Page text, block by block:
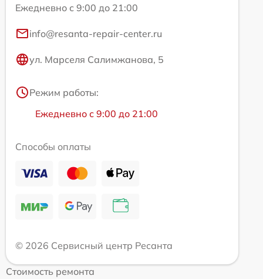
Ежедневно с 9:00 до 21:00
info@resanta-repair-center.ru
ул. Марселя Салимжанова, 5
Режим работы:
Ежедневно с 9:00 до 21:00
Способы оплаты
© 2026 Сервисный центр Ресанта
Стоимость ремонта